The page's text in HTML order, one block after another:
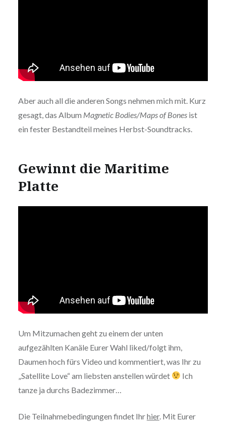
Aber auch all die anderen Songs nehmen mich mit. Kurz
gesagt, das Album Magnetic Bodies/Maps of Bones ist
ein fester Bestandteil meines Herbst-Soundtracks.
Gewinnt die Maritime
Platte
Um Mitzumachen geht zu einem der unten
aufgezählten Kanäle Eurer Wahl liked/folgt ihm,
Daumen hoch fürs Video und kommentiert, was Ihr zu
„Satellite Love“ am liebsten anstellen würdet
Ich
tanze ja durchs Badezimmer…
Die Teilnahmebedingungen findet Ihrhier. Mit Eurer